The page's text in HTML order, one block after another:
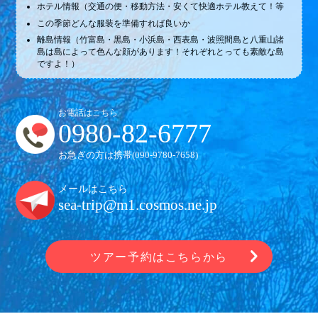
ホテル情報（交通の便・移動方法・安くて快適ホテル教えて！等
この季節どんな服装を準備すれば良いか
離島情報（竹富島・黒島・小浜島・西表島・波照間島と八重山諸
島は島によって色んな顔があります！それぞれとっても素敵な島
ですよ！）
お電話はこちら
0980-82-6777
お急ぎの方は携帯(090-9780-7658)
メールはこちら
sea-trip@m1.cosmos.ne.jp
ツアー予約はこちらから